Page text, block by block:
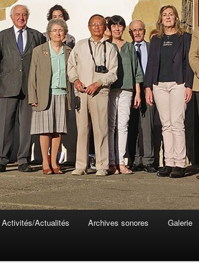
Activités/Actualités Archives sonores Galerie